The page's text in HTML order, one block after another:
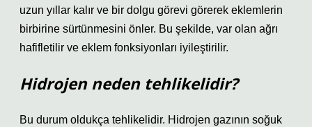
uzun yıllar kalır ve bir dolgu görevi görerek eklemlerin
birbirine sürtünmesini önler. Bu şekilde, var olan ağrı
hafifletilir ve eklem fonksiyonları iyileştirilir.
Hidrojen neden tehlikelidir?
Bu durum oldukça tehlikelidir. Hidrojen gazının soğuk